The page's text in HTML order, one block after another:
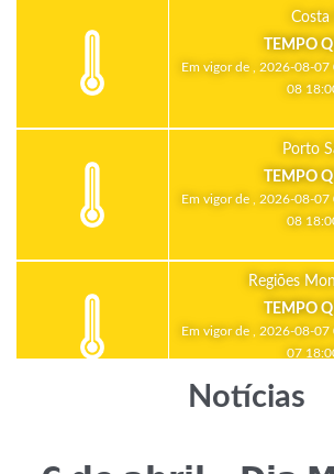
Costa
TEMPO
Em vigor de , 2026-08-
08
Porto
TEMPO
Em vigor de , 2026-08-
08
Regiões
TEMPO
Em vigor de , 2026-08-
07
Notícias